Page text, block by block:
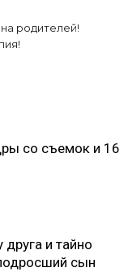
родителей!
со съемок и 16
и тайно
сын